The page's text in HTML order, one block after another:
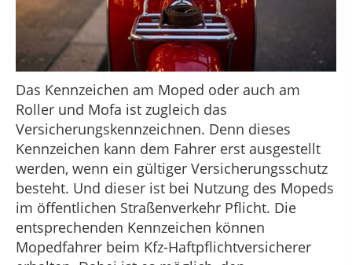
Das Kennzeichen am Moped oder auch am
Roller und Mofa ist zugleich das
Versicherungskennzeichnen. Denn dieses
Kennzeichen kann dem Fahrer erst ausgestellt
werden, wenn ein gültiger Versicherungsschutz
besteht. Und dieser ist bei Nutzung des Mopeds
im öffentlichen Straßenverkehr Pflicht. Die
entsprechenden Kennzeichen können
Mopedfahrer beim Kfz-Haftpflichtversicherer